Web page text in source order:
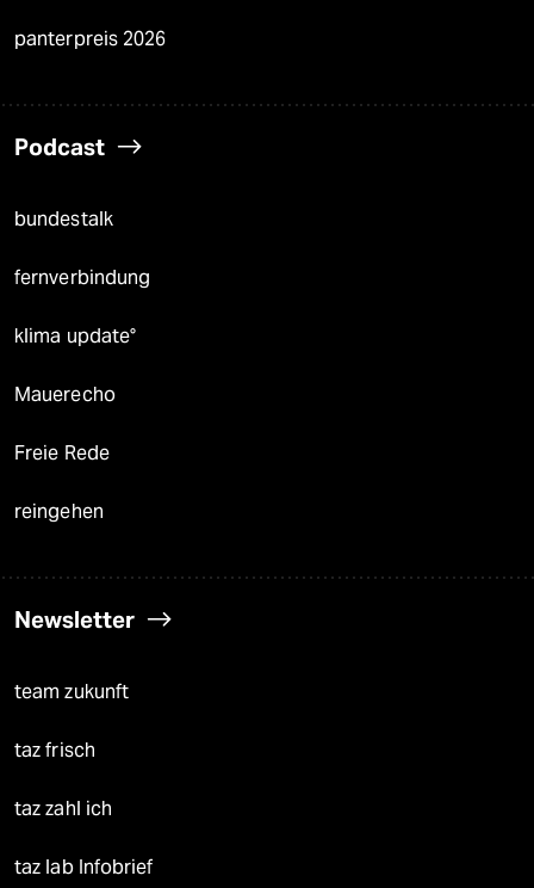
panterpreis 2026
Podcast
bundestalk
fernverbindung
klima update°
Mauerecho
Freie Rede
reingehen
Newsletter
team zukunft
taz frisch
taz zahl ich
taz lab Infobrief